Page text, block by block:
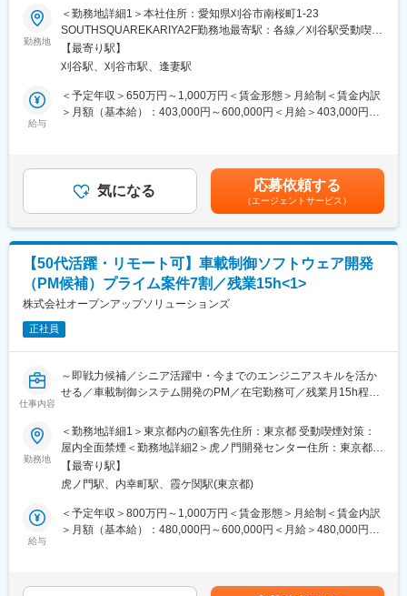
の場として面接をご用意しております。
＜当社の特徴＞
◎技術者集団を支える成長環境
◎パフォーマンス重視の人事制度
◎ティア1企業様と企画フェーズから共同開発
◎エンジニアかマネジメントか個々の価値観に合わせた「選べる
変更の範囲：会社の定める業務
進する業務へ携わります。
※管轄部門拡大のための体制強化を目的とした募集になります。幅
広く技術に携わりたい、チームメンバと協力して大きな成果を出
したい、といった方大歓迎です。
■具体的には：
◎車両走行データを活用したシミュレーター環境構築
◎～5名のメンバを配下に、管轄するチームの受け持つ機能開発の
作業計画を立案し、チームマネジメントを行う
◎車両走行データを分析し、データ利活用方法の検討を担当
■身に付くスキル：
・車載組込み機器に関する知識、経験
・試作開発におけるプロトタイピング開発経験
・上流工程（実現検討、技術選定、提案）経験
・チームマネジメントスキル
・業務計画立案、クライアントとの折衝
■築けるキャリア：
・車載組込みエンジニア
・当該部門におけるチームリーダー、係長
■当社について：
当社は「一人ひとりの価値観や人間性を尊重し、次に挑むエンジ
ニアを支援する」エンジニアファーストの開発会社です。
当社ではその考えから、「面接＝選考」ではなく「面接＝マッチ
の場として面接をご用意しております。
＜当社の特徴＞
勤務地
＜勤務地詳細1＞本社住所：愛知県刈谷市南桜町1-23
SOUTHSQUAREKARIYA2F勤務地最寄駅：各線／刈谷駅受動喫煙
対策：屋内全面禁煙＜勤務地詳細2＞愛知県の顧客先住所：愛知県
受動喫煙対策：屋内全面禁煙変更の範囲：会社の定める事業所
【最寄り駅】
刈谷駅、刈谷市駅、逢妻駅
給与
＜予定年収＞650万円～1,000万円＜賃金形態＞月給制＜賃金内訳
＞月額（基本給）：403,000円～600,000円＜月給＞403,000円～
下する可能性があります。月給(月額)は固定手当を含めた表記で
す。
気になる 応募依頼する
（エージェントサービス）
【50代活躍・リモート可】車載制御ソフトウェア開発
（PM候補）プライム案件7割／残業15h<1>
株式会社オープンアップソリューションズ
正社員
仕事内容
～即戦力候補／シニア活躍中・今までのエンジニアスキルを活か
せる／車載制御システム開発のPM／在宅勤務可／残業月15h程／
■業務概要：【変更の範囲：会社の定める業務】
ハイブリッドカー、オートマチックトランスミッションなどの車
載ECU開発のプロジェクトマネジメントに携わっていただきま
す。
電動化のニーズが急拡大しており、下記の開発チームを強化して
いく必要があり、共に事業拡大にチャレンジしていただける仲間
・電子プラットフォーム開発など
勤務地
＜勤務地詳細1＞東京都内の顧客先住所：東京都 受動喫煙対策：
屋内全面禁煙＜勤務地詳細2＞虎ノ門開発センター住所：東京都港
区西新橋1-6-21 NBF虎ノ門ビル3階 受動喫煙対策：屋内全面禁煙
変更の範囲：会社の定める事業所（リモートワーク含む）
【最寄り駅】
虎ノ門駅、内幸町駅、霞ケ関駅(東京都)
給与
＜予定年収＞800万円～1,000万円＜賃金形態＞月給制＜賃金内訳
＞月額（基本給）：480,000円～600,000円＜月給＞480,000円～